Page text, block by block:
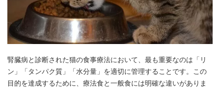
腎臓病と診断された猫の食事療法において、最も重要なのは「リ
ン」「タンパク質」「水分量」を適切に管理することです。この
目的を達成するために、療法食と一般食には明確な違いがありま